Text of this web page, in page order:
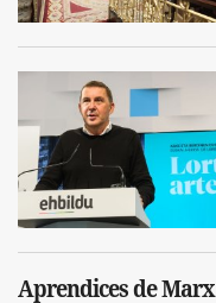
Aprendices de Marx